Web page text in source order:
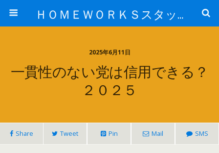
ＨＯＭＥＷＯＲＫＳスタッフ日記ブログ
2025年6月11日
一貫性のない党は信用できる？
２０２５
Share Tweet Pin Mail SMS